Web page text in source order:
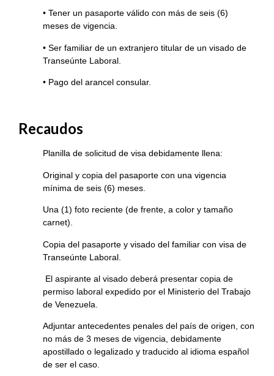
• Tener un pasaporte válido con más de seis (6)
meses de vigencia.
• Ser familiar de un extranjero titular de un visado de
Transeúnte Laboral.
• Pago del arancel consular.
Recaudos
Planilla de solicitud de visa debidamente llena:
Original y copia del pasaporte con una vigencia
mínima de seis (6) meses.
Una (1) foto reciente (de frente, a color y tamaño
carnet).
Copia del pasaporte y visado del familiar con visa de
Transeúnte Laboral.
El aspirante al visado deberá presentar copia de
permiso laboral expedido por el Ministerio del Trabajo
de Venezuela.
Adjuntar antecedentes penales del país de origen, con
no más de 3 meses de vigencia, debidamente
apostillado o legalizado y traducido al idioma español
de ser el caso.